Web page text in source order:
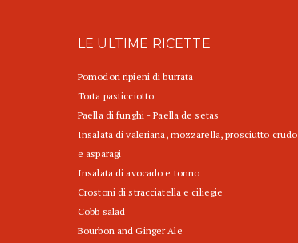
LE ULTIME RICETTE
Pomodori ripieni di burrata
Torta pasticciotto
Paella di funghi - Paella de setas
Insalata di valeriana, mozzarella, prosciutto crudo
e asparagi
Insalata di avocado e tonno
Crostoni di stracciatella e ciliegie
Cobb salad
Bourbon and Ginger Ale